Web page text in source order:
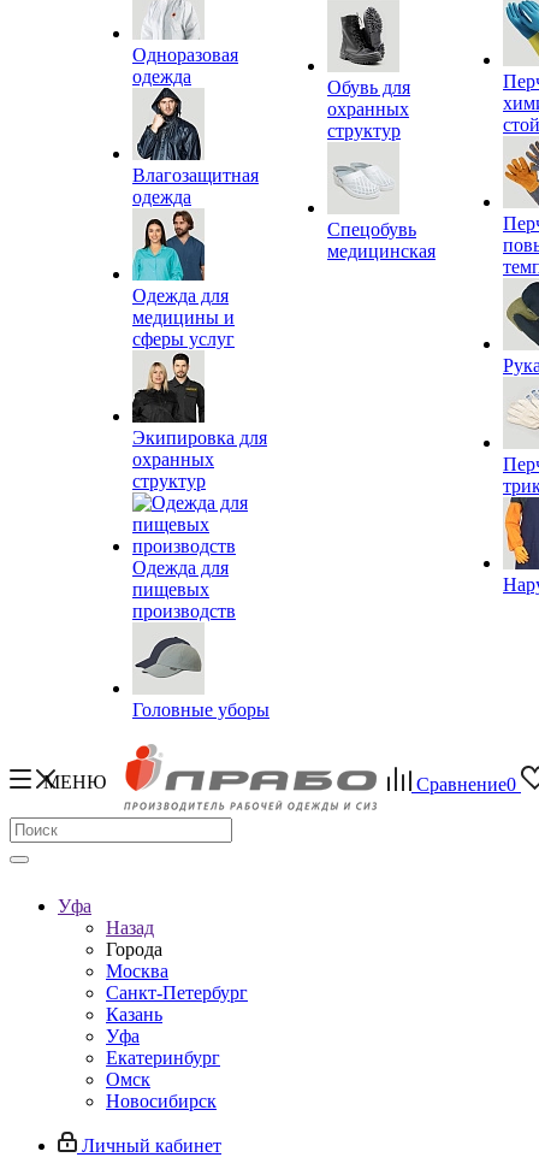
Одноразовая
одежда
Влагозащитная
одежда
Одежда для
медицины и
сферы услуг
Экипировка для
охранных
структур
Одежда для
пищевых
производств
Головные уборы
Обувь для
охранных
структур
Спецобувь
медицинская
МЕНЮ Сравнение0
Уфа
Назад
Города
Москва
Санкт-Петербург
Казань
Уфа
Екатеринбург
Омск
Новосибирск
Личный кабинет